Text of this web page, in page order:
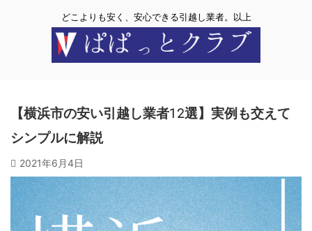
どこよりも安く、安心できる引越し業者。以上
【横浜市の安い引越し業者12選】実例も交えて
シンプルに解説
2021年6月4日